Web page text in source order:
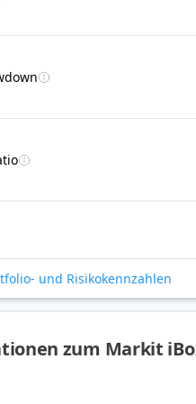
und Risikokennzahlen
zum Markit